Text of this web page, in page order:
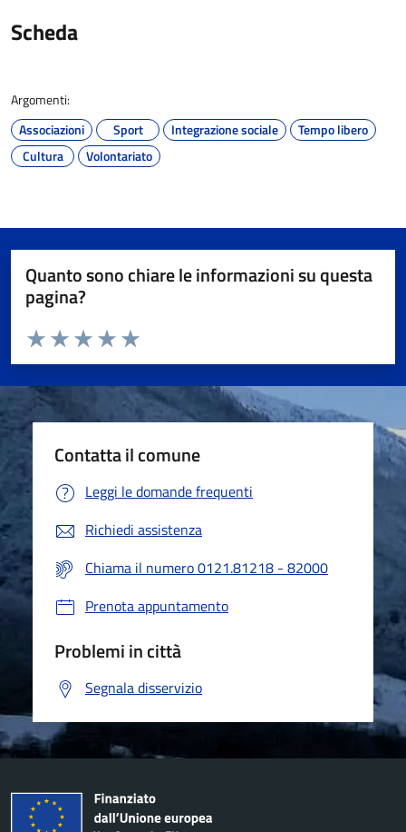
Scheda
Argomenti:
Associazioni
Sport Integrazione sociale
Tempo libero
Cultura
Volontariato
Quanto sono chiare le informazioni su questa
pagina?
Valuta da 1 a 5 stelle la pagina
Valuta 5 stelle su 5
Valuta 4 stelle su 5
Valuta 3 stelle su 5
Valuta 2 stelle su 5
Valuta 1 stelle su 5
Contatta il comune
Leggi le domande frequenti
Richiedi assistenza
Chiama il numero 0121.81218 - 82000
Prenota appuntamento
Problemi in città
Segnala disservizio